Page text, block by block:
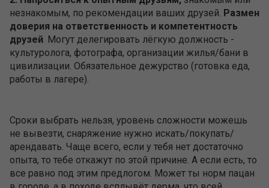
незнакомым, по рекомендации ваших друзей. Размен
доверия на ответственность и компетентность
друзей. Могут делегировать лёгкую должность -
культуролога, фотографа, организации жилья/бани в
цивилизации. Обязательное дежурство (готовка еда,
работы в лагере).
Сроки выбрать нельзя, уровень сложности можешь
не вывезти, снаряжение нужно искать/покупать/
арендавать. Чаще всего, если у тебя нет достаточно
опыта, то тебе откажут по этой причине. А если есть, то
все равно под этим предлогом. Может ты норм пацан